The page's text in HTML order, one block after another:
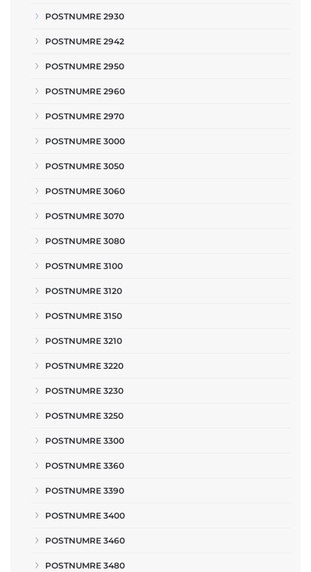
POSTNUMRE 2930
POSTNUMRE 2942
POSTNUMRE 2950
POSTNUMRE 2960
POSTNUMRE 2970
POSTNUMRE 3000
POSTNUMRE 3050
POSTNUMRE 3060
POSTNUMRE 3070
POSTNUMRE 3080
POSTNUMRE 3100
POSTNUMRE 3120
POSTNUMRE 3150
POSTNUMRE 3210
POSTNUMRE 3220
POSTNUMRE 3230
POSTNUMRE 3250
POSTNUMRE 3300
POSTNUMRE 3360
POSTNUMRE 3390
POSTNUMRE 3400
POSTNUMRE 3460
POSTNUMRE 3480